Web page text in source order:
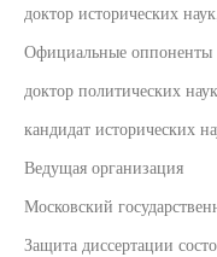
доктор исторических
Официальные оппоненты
доктор политических
кандидат исторических
Ведущая организация
Московский
Защита диссертации